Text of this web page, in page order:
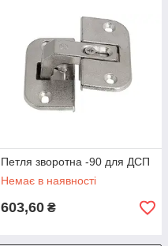
Петля зворотна -90 для ДСП
Немає в наявності
603,60 ₴